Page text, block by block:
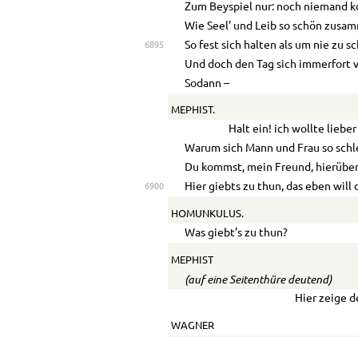
Zum Beyspiel nur: noch niemand
Wie Seel’ und Leib so schön
6895
So fest sich halten als um nie zu
Und doch den Tag sich immerfort
Sodann –
MEPHIST.
Halt ein! ich wollte lieber
Warum sich Mann und Frau so
Du kommst, mein Freund,
6900 Hier giebts zu thun, das eben will
HOMUNKULUS.
Was giebt’s zu thun?
MEPHIST
(auf eine Seitenthüre deutend)
Hier zeige
WAGNER